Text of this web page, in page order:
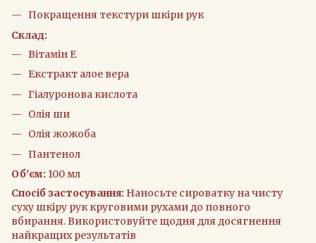
Покращення текстури шкіри рук
Склад:
Вітамін Е
Екстракт алое вера
Гіалуронова кислота
Олія ши
Олія жожоба
Пантенол
Об'єм: 100 мл
Спосіб застосування: Наносьте сироватку на чисту
суху шкіру рук круговими рухами до повного
вбирання. Використовуйте щодня для досягнення
найкращих результатів